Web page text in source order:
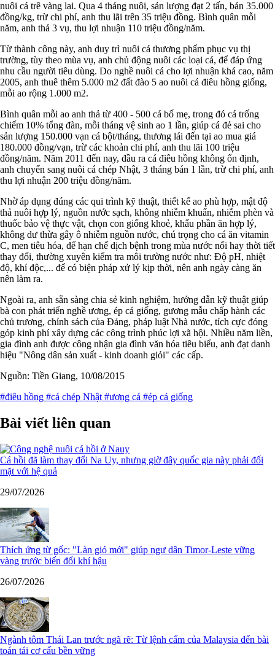
nuôi cá trê vàng lai. Qua 4 tháng nuôi, sản lượng đạt 2 tấn, bán 35.000
đồng/kg, trừ chi phí, anh thu lãi trên 35 triệu đồng. Bình quân mỗi
năm, anh thả 3 vụ, thu lợi nhuận 110 triệu đồng/năm.
Từ thành công này, anh duy trì nuôi cá thương phẩm phục vụ thị
trường, tùy theo mùa vụ, anh chủ động nuôi các loại cá, để đáp ứng
nhu cầu người tiêu dùng. Do nghề nuôi cá cho lợi nhuận khá cao, năm
2005, anh thuê thêm 5.000 m2 đất đào 5 ao nuôi cá điêu hồng giống,
mỗi ao rộng 1.000 m2.
Bình quân mỗi ao anh thả từ 400 - 500 cá bố mẹ, trong đó cá trống
chiếm 10% tổng đàn, mỗi tháng vệ sinh ao 1 lần, giúp cá đẻ sai cho
sản lượng 150.000 vạn cá bột/tháng, thương lái đến tại ao mua giá
180.000 đồng/vạn, trừ các khoản chi phí, anh thu lãi 100 triệu
đồng/năm. Năm 2011 đến nay, đầu ra cá điêu hồng không ổn định,
anh chuyển sang nuôi cá chép Nhật, 3 tháng bán 1 lần, trừ chi phí, anh
thu lợi nhuận 200 triệu đồng/năm.
Nhờ áp dụng đúng các qui trình kỹ thuật, thiết kế ao phù hợp, mật độ
thả nuôi hợp lý, nguồn nước sạch, không nhiễm khuẩn, nhiễm phèn và
thuốc bảo vệ thực vật, chọn con giống khoẻ, khẩu phần ăn hợp lý,
không dư thừa gây ô nhiễm nguồn nước, chú trọng cho cá ăn vitamin
C, men tiêu hóa, để hạn chế dịch bệnh trong mùa nước nổi hay thời tiết
thay đổi, thường xuyên kiểm tra môi trường nước như: Độ pH, nhiệt
độ, khí độc,... để có biện pháp xử lý kịp thời, nên anh ngày càng ăn
nên làm ra.
Ngoài ra, anh sẵn sàng chia sẻ kinh nghiệm, hướng dẫn kỹ thuật giúp
bà con phát triển nghề ương, ép cá giống, gương mẫu chấp hành các
chủ trương, chính sách của Đảng, pháp luật Nhà nước, tích cực đóng
góp kinh phí xây dựng các công trình phúc lợi xã hội. Nhiều năm liền,
gia đình anh được công nhận gia đình văn hóa tiêu biểu, anh đạt danh
hiệu "Nông dân sản xuất - kinh doanh giỏi" các cấp.
Nguồn: Tiền Giang, 10/08/2015
#điêu hồng #cá chép Nhật #ương cá #ép cá giống
Bài viết liên quan
Cá hồi đã làm thay đổi Na Uy, nhưng giờ đây quốc gia này phải đối
mặt với hệ quả
29/07/2026
Thích ứng từ gốc: "Làn gió mới" giúp ngư dân Timor-Leste vững
vàng trước biến đổi khí hậu
26/07/2026
Ngành tôm Thái Lan trước ngã rẽ: Từ lệnh cấm của Malaysia đến bài
toán tái cơ cấu bền vững